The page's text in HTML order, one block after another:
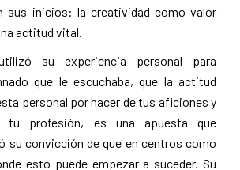
sus inicios: la creatividad como valor
actitud vital.
su experiencia personal para
que le escuchaba, que la actitud
personal por hacer de tus aficiones y
tu profesión, es una apuesta que
su convicción de que en centros como
esto puede empezar a suceder. Su